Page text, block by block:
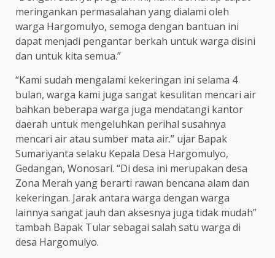
meringankan permasalahan yang dialami oleh
warga Hargomulyo, semoga dengan bantuan ini
dapat menjadi pengantar berkah untuk warga disini
dan untuk kita semua.”
“Kami sudah mengalami kekeringan ini selama 4
bulan, warga kami juga sangat kesulitan mencari air
bahkan beberapa warga juga mendatangi kantor
daerah untuk mengeluhkan perihal susahnya
mencari air atau sumber mata air.” ujar Bapak
Sumariyanta selaku Kepala Desa Hargomulyo,
Gedangan, Wonosari. “Di desa ini merupakan desa
Zona Merah yang berarti rawan bencana alam dan
kekeringan. Jarak antara warga dengan warga
lainnya sangat jauh dan aksesnya juga tidak mudah”
tambah Bapak Tular sebagai salah satu warga di
desa Hargomulyo.